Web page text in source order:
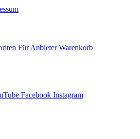
Für AnbieterWarenkorb
Facebook Instagram